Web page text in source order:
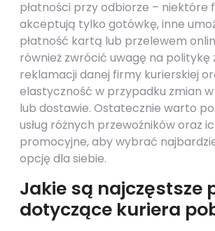
płatności przy odbiorze – niektóre
akceptują tylko gotówkę, inne
płatność kartą lub przelewem
również zwrócić uwagę na politykę
reklamacji danej firmy kurierskiej
elastyczność w przypadku zmian
lub dostawie. Ostatecznie warto
usług różnych przewoźników oraz
promocyjne, aby wybrać
opcję dla siebie.
Jakie są najczęstsze
dotyczące kuriera